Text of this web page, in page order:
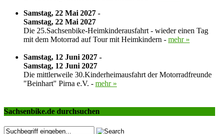
Samstag, 22 Mai 2027 -
Samstag, 22 Mai 2027
Die 25.Sachsenbike-Heimkinderausfahrt - wieder einen Tag
mit dem Motorrad auf Tour mit Heimkindern - mehr »
Samstag, 12 Juni 2027 -
Samstag, 12 Juni 2027
Die mittlerweile 30.Kinderheimausfahrt der Motorradfreunde
"Beinhart" Pirna e.V. - mehr »
Sachsenbike.de durchsuchen